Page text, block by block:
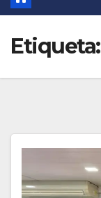
Etiqueta: